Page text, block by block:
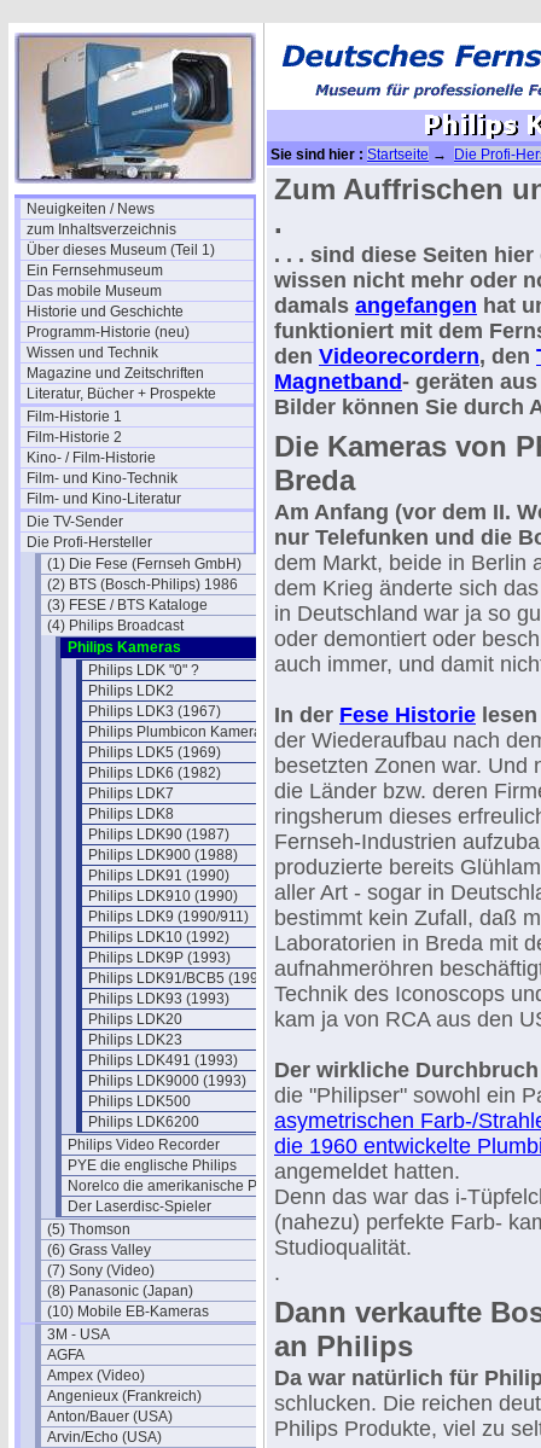
Neuigkeiten / News
zum Inhaltsverzeichnis
Über dieses Museum (Teil 1)
Ein Fernsehmuseum
Das mobile Museum
Historie und Geschichte
Programm-Historie (neu)
Wissen und Technik
Magazine und Zeitschriften
Literatur, Bücher + Prospekte
Film-Historie 1
Film-Historie 2
Kino- / Film-Historie
Film- und Kino-Technik
Film- und Kino-Literatur
Die TV-Sender
Die Profi-Hersteller
(1) Die Fese (Fernseh GmbH)
(2) BTS (Bosch-Philips) 1986
(3) FESE / BTS Kataloge
(4) Philips Broadcast
Philips Kameras
Philips LDK "0" ?
Philips LDK2
Philips LDK3 (1967)
Philips Plumbicon Kamera EL 8521
Philips LDK5 (1969)
Philips LDK6 (1982)
Philips LDK7
Philips LDK8
Philips LDK90 (1987)
Philips LDK900 (1988)
Philips LDK91 (1990)
Philips LDK910 (1990)
Philips LDK9 (1990/911)
Philips LDK10 (1992)
Philips LDK9P (1993)
Philips LDK91/BCB5 (1993)
Philips LDK93 (1993)
Philips LDK20
Philips LDK23
Philips LDK491 (1993)
Philips LDK9000 (1993)
Philips LDK500
Philips LDK6200
Philips Video Recorder
PYE die englische Philips
Norelco die amerikanische Philips
Der Laserdisc-Spieler
(5) Thomson
(6) Grass Valley
(7) Sony (Video)
(8) Panasonic (Japan)
(10) Mobile EB-Kameras
3M - USA
AGFA
Ampex (Video)
Angenieux (Frankreich)
Anton/Bauer (USA)
Arvin/Echo (USA)
Sie sind hier : Startseite → Die Profi-
Zum Auffrischen
.
. . . sind diese Seiten
wissen nicht mehr oder
damals angefangen hat
funktioniert mit dem
den Videorecordern, den
Magnetband- geräten
Bilder können Sie durch
Die Kameras von
Breda
Am Anfang (vor dem II.
nur Telefunken und die
dem Markt, beide in Berlin
dem Krieg änderte sich
in Deutschland war ja so
oder demontiert oder
auch immer, und damit
In der Fese Historie
der Wiederaufbau nach
besetzten Zonen war. Und
die Länder bzw. deren
ringsherum dieses
Fernseh-Industrien
produzierte bereits
aller Art - sogar in
bestimmt kein Zufall, daß
Laboratorien in Breda mit
aufnahmeröhren
Technik des Iconoscops
kam ja von RCA aus den
Der wirkliche
die "Philipser" sowohl ein
asymetrischen Farb-/
die 1960 entwickelte
angemeldet hatten.
Denn das war das i-
(nahezu) perfekte Farb-
Studioqualität.
.
Dann verkaufte
an Philips
Da war natürlich für
schlucken. Die reichen
Philips Produkte, viel zu